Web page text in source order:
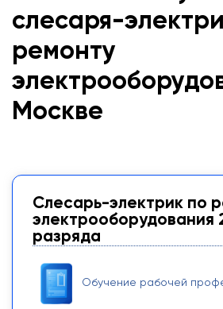
слесаря-
ремонту
Москве
Слесарь-электрик по
электрооборудования
разряда
Обучение рабочей